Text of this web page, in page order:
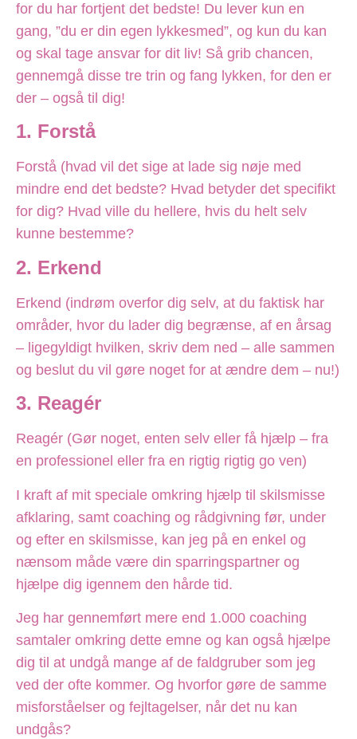
for du har fortjent det bedste! Du lever kun en
gang, ”du er din egen lykkesmed”, og kun du kan
og skal tage ansvar for dit liv! Så grib chancen,
gennemgå disse tre trin og fang lykken, for den er
der – også til dig!
1. Forstå
Forstå (hvad vil det sige at lade sig nøje med
mindre end det bedste? Hvad betyder det specifikt
for dig? Hvad ville du hellere, hvis du helt selv
kunne bestemme?
2. Erkend
Erkend (indrøm overfor dig selv, at du faktisk har
områder, hvor du lader dig begrænse, af en årsag
– ligegyldigt hvilken, skriv dem ned – alle sammen
og beslut du vil gøre noget for at ændre dem – nu!)
3. Reagér
Reagér (Gør noget, enten selv eller få hjælp – fra
en professionel eller fra en rigtig rigtig go ven)
I kraft af mit speciale omkring hjælp til skilsmisse
afklaring, samt coaching og rådgivning før, under
og efter en skilsmisse, kan jeg på en enkel og
nænsom måde være din sparringspartner og
hjælpe dig igennem den hårde tid.
Jeg har gennemført mere end 1.000 coaching
samtaler omkring dette emne og kan også hjælpe
dig til at undgå mange af de faldgruber som jeg
ved der ofte kommer. Og hvorfor gøre de samme
misforståelser og fejltagelser, når det nu kan
undgås?